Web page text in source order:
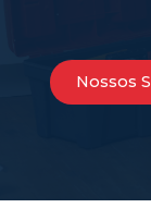
Nossos